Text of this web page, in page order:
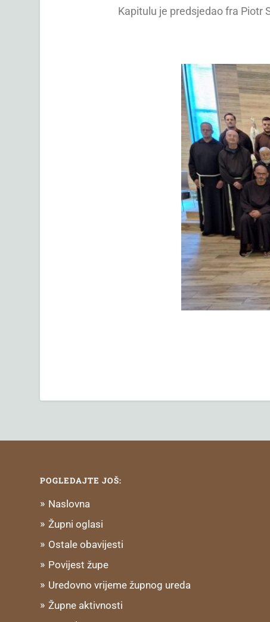
Kapitulu je predsjedao fra Piotr
POGLEDAJTE JOŠ:
Naslovna
Župni oglasi
Ostale obavijesti
Povijest župe
Uredovno vrijeme župnog ureda
Župne aktivnosti